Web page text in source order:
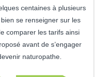
centaines à plusieurs
se renseigner sur les
comparer les tarifs ainsi
avant de s’engager
naturopathe.